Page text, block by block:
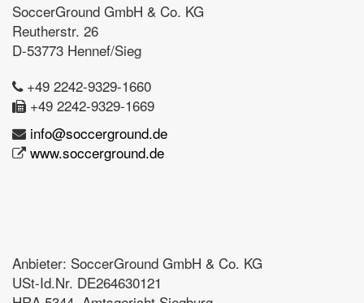
SoccerGround GmbH & Co. KG
Reutherstr. 26
D-53773 Hennef/Sieg
+49 2242-9329-1660
+49 2242-9329-1669
info@soccerground.de
www.soccerground.de
Anbieter: SoccerGround GmbH & Co. KG
USt-Id.Nr. DE264630121